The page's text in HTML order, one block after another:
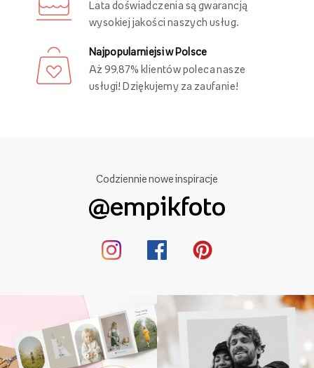
Lata doświadczenia są gwarancją
wysokiej jakości naszych usług.
Najpopularniejsi w Polsce
Aż 99,87% klientów poleca nasze
usługi! Dziękujemy za zaufanie!
Codziennie nowe inspiracje
@empikfoto